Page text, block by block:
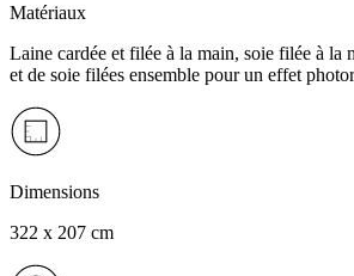
Matériaux
Laine cardée et filée à la main, soie filée à la
et de soie filées ensemble pour un effet
Dimensions
322 x 207 cm